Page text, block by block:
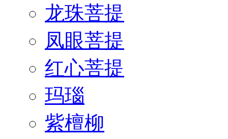
龙珠菩提
凤眼菩提
红心菩提
玛瑙
紫檀柳